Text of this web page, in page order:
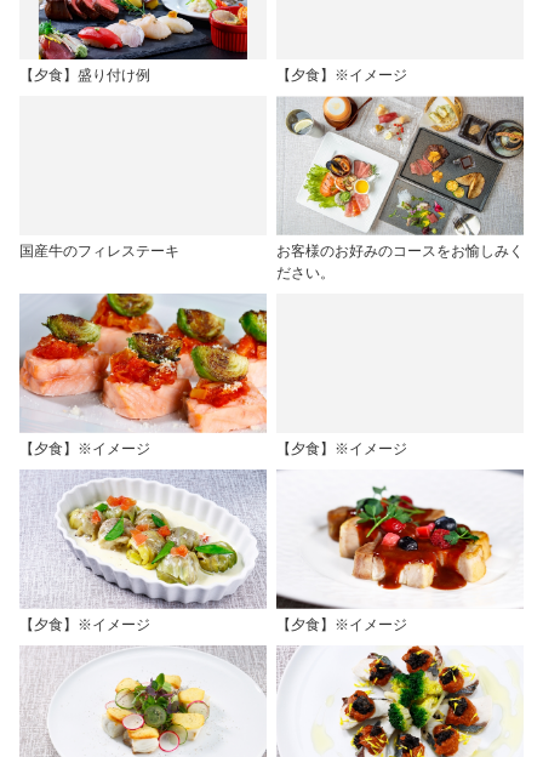
【夕食】盛り付け例 【夕食】※イメージ
国産牛のフィレステーキ
お客様のお好みのコースをお愉しみく
ださい。
【夕食】※イメージ 【夕食】※イメージ
【夕食】※イメージ 【夕食】※イメージ